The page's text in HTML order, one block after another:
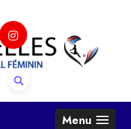
Menu